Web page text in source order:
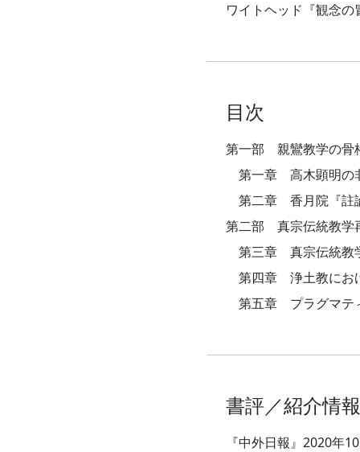
ワイトヘッド『観念
目次
第一部 親鸞教学の骨
第一章 高木顕明の
第二章 香月院『註
第二部 真宗伝統教学
第三章 真宗伝統教
第四章 浄土教にお
第五章 プラグマテ
書評／紹介情報
『中外日報』2020年